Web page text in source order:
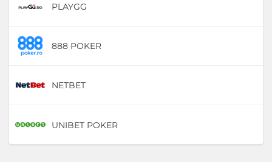
PLAYGG
888 POKER
NETBET
UNIBET POKER